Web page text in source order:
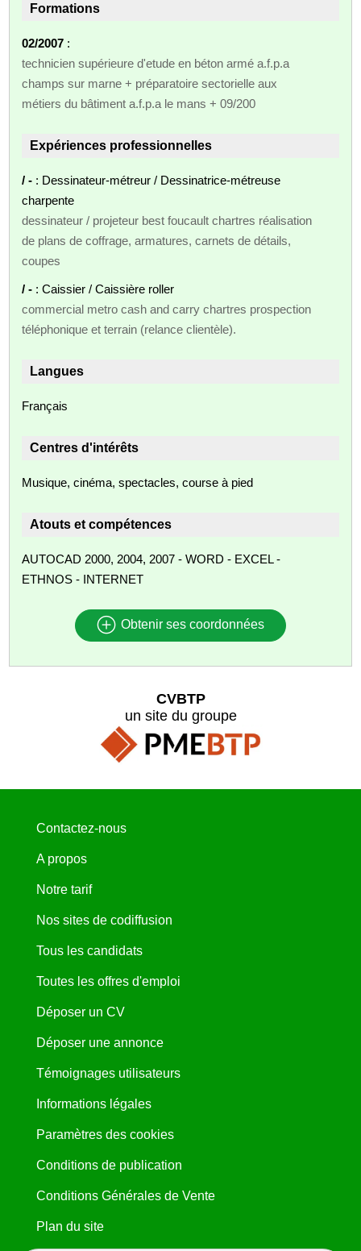
Formations
02/2007 :
technicien supérieure d'etude en béton armé a.f.p.a
champs sur marne + préparatoire sectorielle aux
métiers du bâtiment a.f.p.a le mans + 09/200
Expériences professionnelles
/ - : Dessinateur-métreur / Dessinatrice-métreuse
charpente
dessinateur / projeteur best foucault chartres réalisation
de plans de coffrage, armatures, carnets de détails,
coupes
/ - : Caissier / Caissière roller
commercial metro cash and carry chartres prospection
téléphonique et terrain (relance clientèle).
Langues
Français
Centres d'intérêts
Musique, cinéma, spectacles, course à pied
Atouts et compétences
AUTOCAD 2000, 2004, 2007 - WORD - EXCEL -
ETHNOS - INTERNET
Obtenir ses coordonnées
CVBTP
un site du groupe
Contactez-nous
A propos
Notre tarif
Nos sites de codiffusion
Tous les candidats
Toutes les offres d'emploi
Déposer un CV
Déposer une annonce
Témoignages utilisateurs
Informations légales
Paramètres des cookies
Conditions de publication
Conditions Générales de Vente
Plan du site